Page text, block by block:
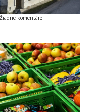
Žiadne komentáre